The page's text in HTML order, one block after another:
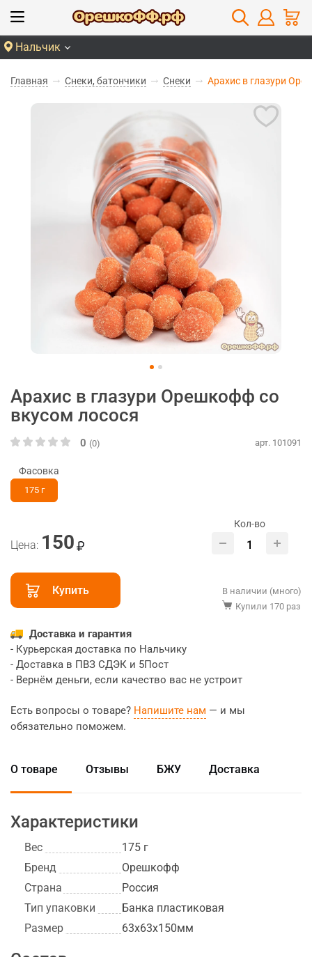
Нальчик
Главная Снеки, батончики Снеки Арахис в глазури
Арахис в глазури Орешкофф со
вкусом лосося
0 (0) арт. 101091
Фасовка
175 г
Цена: 150
Кол-во
Купить
В наличии (много)
Купили 170 раз
Доставка и гарантия
- Курьерская доставка по Нальчику
- Доставка в ПВЗ СДЭК и 5Пост
- Вернём деньги, если качество вас не устроит
Есть вопросы о товаре? Напишите нам — и мы
обязательно поможем.
О товаре Отзывы БЖУ Доставка
Характеристики
Вес
175 г
Бренд
Орешкофф
Страна
Россия
Тип упаковки
Банка пластиковая
Размер
63х63х150мм